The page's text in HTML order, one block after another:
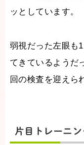
ッとしています。
弱視だった左眼も
てきているようだ
回の検査を迎えら
片目トレーニ